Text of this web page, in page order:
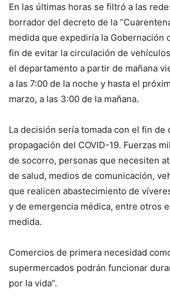
En las últimas horas se filtró a las
borrador del decreto de la
medida que expediría la Gobernación
fin de evitar la circulación de
el departamento a partir de mañana
a las 7:00 de la noche y hasta el
marzo, a las 3:00 de la mañana.
La decisión sería tomada con el fin de
propagación del COVID-19. Fuerzas
de socorro, personas que necesiten
de salud, medios de comunicación,
que realicen abastecimiento de
y de emergencia médica, entre otros
medida.
Comercios de primera necesidad
supermercados podrán funcionar
por la vida”.